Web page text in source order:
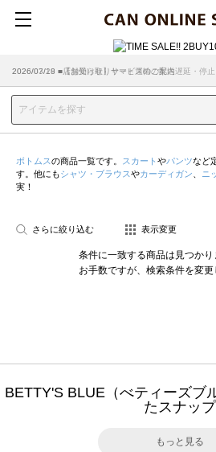
2026/07/29 ■【お知らせ】ヤマト運輸の配送遅延・停止
2026/03/18 ■店舗受け取りサービスのご案内
ボトムスの商品一覧です。 スカート やパンツなど
す。他にもシャツ・ブラウスやカーディガン ニ
実！
さらに絞り込む 表示変更
条件に一致する商品は見つかり
お手数ですが、検索条件を変更
BETTY'S BLUE（べティーズブ
たスナップ
もっと見る